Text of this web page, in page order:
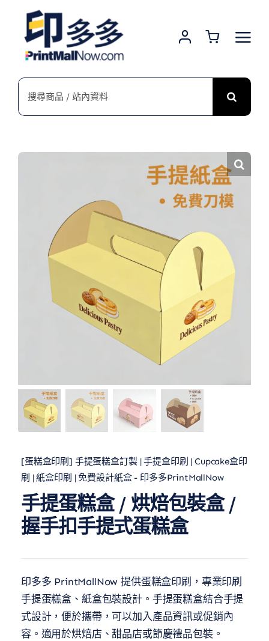
content
搜
[蛋糕盒印刷] 手提蛋糕盒訂製 | 手提盒印刷 | Cupcake盒印
刷 | 紙盒印刷 | 免費設計紙盒 - 印多多PrintMallNow
手提蛋糕盒 / 烘焙包裝盒 /
握手扣手提式蛋糕盒
印多多 PrintMallNow 提供蛋糕盒印刷，專業印刷
手提蛋糕盒、紙盒包裝設計。手提蛋糕盒結合手提
式設計，便於攜帶，可以加入產品資訊或促銷內
容。適用於烘焙店、甜品店或節慶禮品包裝。